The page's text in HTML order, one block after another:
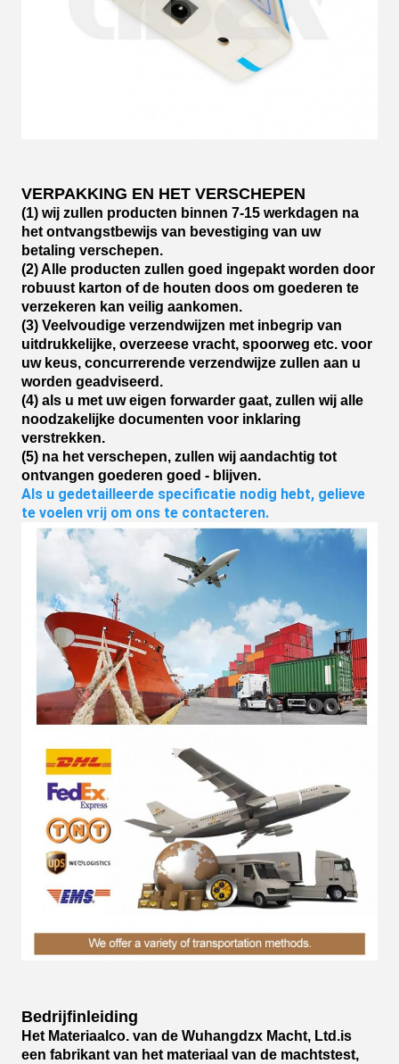
VERPAKKING EN HET VERSCHEPEN
(1) wij zullen producten binnen 7-15 werkdagen na
het ontvangstbewijs van bevestiging van uw
betaling verschepen.
(2) Alle producten zullen goed ingepakt worden door
robuust karton of de houten doos om goederen te
verzekeren kan veilig aankomen.
(3) Veelvoudige verzendwijzen met inbegrip van
uitdrukkelijke, overzeese vracht, spoorweg etc. voor
uw keus, concurrerende verzendwijze zullen aan u
worden geadviseerd.
(4) als u met uw eigen forwarder gaat, zullen wij alle
noodzakelijke documenten voor inklaring
verstrekken.
(5) na het verschepen, zullen wij aandachtig tot
ontvangen goederen goed - blijven.
Als u gedetailleerde specificatie nodig hebt, gelieve
te voelen vrij om ons te contacteren.
Bedrijfinleiding
Het Materiaalco. van de Wuhangdzx Macht, Ltd.is
een fabrikant van het materiaal van de machtstest,